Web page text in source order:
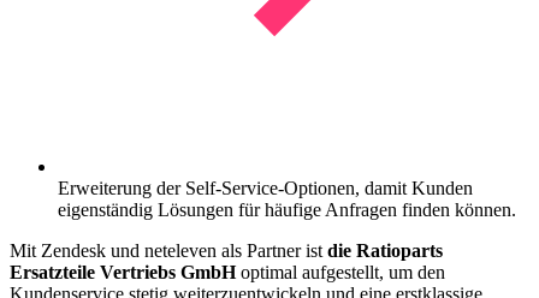
Erweiterung der Self-Service-Optionen, damit Kunden
eigenständig Lösungen für häufige Anfragen finden können.
Mit Zendesk und neteleven als Partner ist die Ratioparts
Ersatzteile Vertriebs GmbHoptimal aufgestellt, um den